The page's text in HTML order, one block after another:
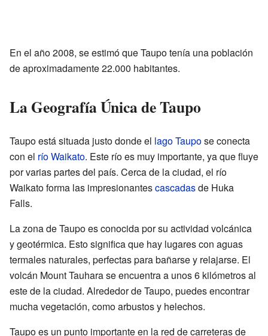
En el año 2008, se estimó que Taupo tenía una población
de aproximadamente 22.000 habitantes.
La Geografía Única de Taupo
Taupo está situada justo donde el lago Taupose conecta
con el río Waikato. Este río es muy importante, ya que fluye
por varias partes del país. Cerca de la ciudad, el río
Waikato forma las impresionantescascadasde Huka
Falls.
La zona de Taupo es conocida por su actividad volcánica
y geotérmica. Esto significa que hay lugares con aguas
termales naturales, perfectas para bañarse y relajarse. El
volcán Mount Tauhara se encuentra a unos 6 kilómetros al
este de la ciudad. Alrededor de Taupo, puedes encontrar
mucha vegetación, como arbustos y helechos.
Taupo es un punto importante en la red de carreteras de